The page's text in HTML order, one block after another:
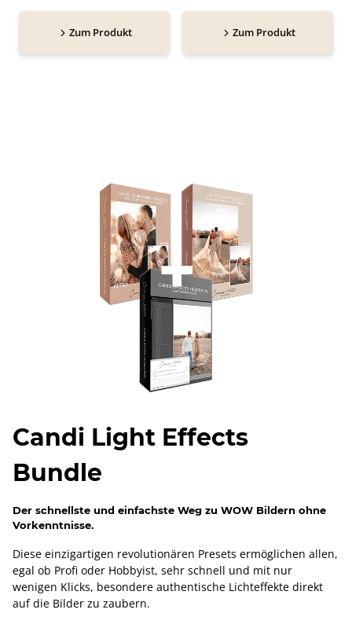
Zum Produkt Zum Produkt
Candi Light Effects
Bundle
Der schnellste und einfachste Weg zu WOW Bildern ohne
Vorkenntnisse.
Diese einzigartigen revolutionären Presets ermöglichen allen,
egal ob Profi oder Hobbyist, sehr schnell und mit nur
wenigen Klicks, besondere authentische Lichteffekte direkt
auf die Bilder zu zaubern.